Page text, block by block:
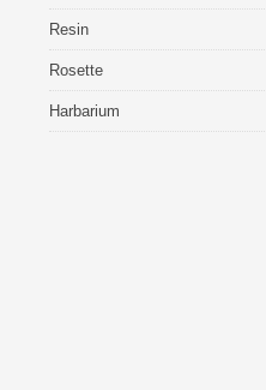
Resin
Rosette
Harbarium